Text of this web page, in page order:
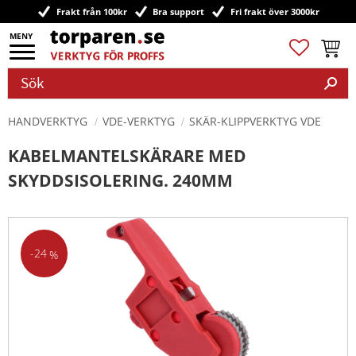
Meny
Frakt från 100kr Bra support Fri frakt över 3000kr
Favoriter
HANDVERKTYG VDE-VERKTYG SKÄR-KLIPPVERKTYG VDE
KABELMANTELSKÄRARE MED
SKYDDSISOLERING. 240MM
24%